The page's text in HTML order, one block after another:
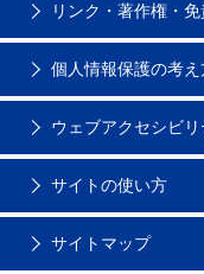
リンク・著作権・
個人情報保護の考え
ウェブアクセシビ
サイトの使い方
サイトマップ